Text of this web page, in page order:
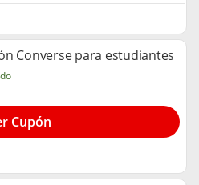
Converse para estudiantes
Cupón